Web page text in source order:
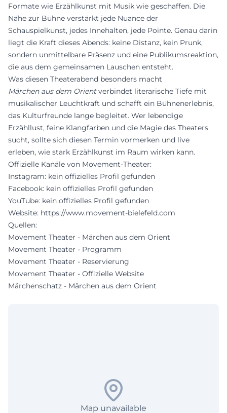
Formate wie Erzählkunst mit Musik wie geschaffen. Die
Nähe zur Bühne verstärkt jede Nuance der
Schauspielkunst, jedes Innehalten, jede Pointe. Genau darin
liegt die Kraft dieses Abends: keine Distanz, kein Prunk,
sondern unmittelbare Präsenz und eine Publikumsreaktion,
die aus dem gemeinsamen Lauschen entsteht.
Was diesen Theaterabend besonders macht
Märchen aus dem Orientverbindet literarische Tiefe mit
musikalischer Leuchtkraft und schafft ein Bühnenerlebnis,
das Kulturfreunde lange begleitet. Wer lebendige
Erzähllust, feine Klangfarben und die Magie des Theaters
sucht, sollte sich diesen Termin vormerken und live
erleben, wie stark Erzählkunst im Raum wirken kann.
Offizielle Kanäle von Movement-Theater:
Instagram: kein offizielles Profil gefunden
Facebook: kein offizielles Profil gefunden
YouTube: kein offizielles Profil gefunden
Website: https://www.movement-bielefeld.com
Quellen:
Movement Theater - Märchen aus dem Orient
Movement Theater - Programm
Movement Theater - Reservierung
Movement Theater - Offizielle Website
Märchenschatz - Märchen aus dem Orient
Map unavailable